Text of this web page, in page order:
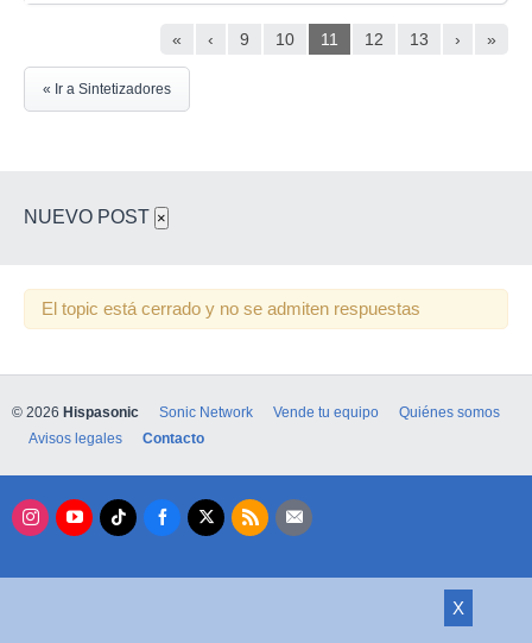
« ‹ 9 10 11 12 13 › »
« Ir a Sintetizadores
NUEVO POST ×
El topic está cerrado y no se admiten respuestas
X
© 2026 Hispasonic Sonic Network Vende tu equipo
Quiénes somos
Avisos legales
Contacto